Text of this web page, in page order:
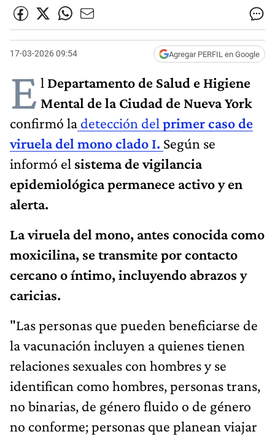
17-03-2026 09:54 Agregar PERFIL en Google
E l Departamento de Salud e Higiene
Mental de la Ciudad de Nueva York
confirmó la detección del primer caso de
viruela del mono clado I. Según se
informó el sistema de vigilancia
epidemiológica permanece activo y en
alerta.
La viruela del mono, antes conocida como
moxicilina, se transmite por contacto
cercano o íntimo, incluyendo abrazos y
caricias.
"Las personas que pueden beneficiarse de
la vacunación incluyen a quienes tienen
relaciones sexuales con hombres y se
identifican como hombres, personas trans,
no binarias, de género fluido o de género
no conforme; personas que planean viajar